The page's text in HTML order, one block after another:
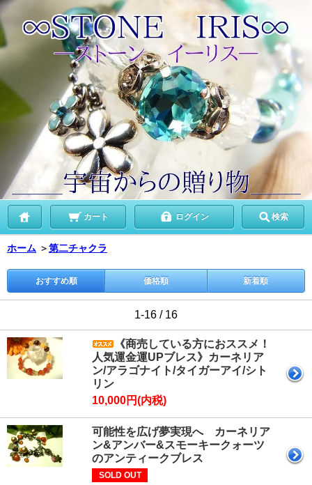
カート ログイン 検索
ホーム ＞第二チャクラ
おすすめ順 価格順 新着順
1-16 / 16
《商売している方におススメ！
人気運金運UPブレス》カーネリア
ン/アラゴナイト/タイガーアイ/シト
リン
10,000円(内税)
可能性を広げ夢実現へ カーネリア
ン&アンバー&スモーキークォーツ
のアンティークブレス
SOLD OUT